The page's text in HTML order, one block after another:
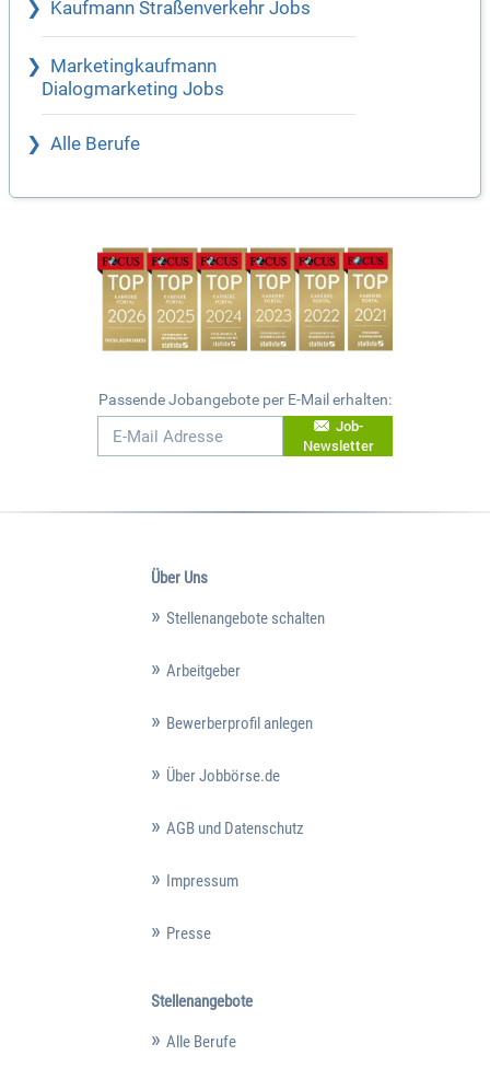
Kaufmann Straßenverkehr Jobs
Marketingkaufmann
Dialogmarketing Jobs
Alle Berufe
Passende Jobangebote per E-Mail erhalten:
Job-
Newsletter
Über Uns
Stellenangebote schalten
Arbeitgeber
Bewerberprofil anlegen
Über Jobbörse.de
AGB und Datenschutz
Impressum
Presse
Stellenangebote
Alle Berufe